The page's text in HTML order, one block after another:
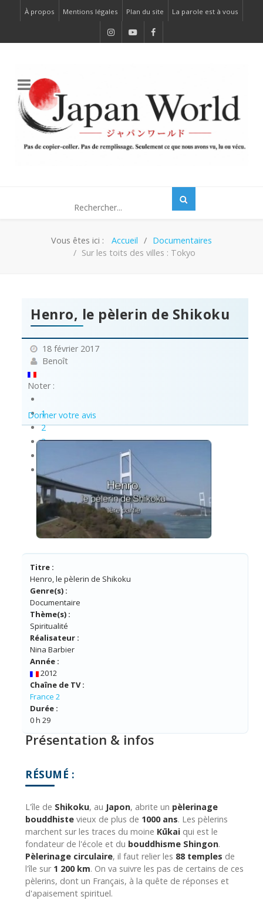
À propos Mentions légales Plan du site La parole est à vous
Vous êtes ici : Accueil
Documentaires
Sur les toits des villes : Tokyo
Henro, le pèlerin de Shikoku
18 février 2017
Benoît
Noter :
1
2
3
Donner votre avis
Titre :
Henro, le pèlerin de Shikoku
Genre(s) :
Documentaire
Thème(s) :
Spiritualité
Réalisateur :
Nina Barbier
Année :
2012
Chaîne de TV :
France 2
Durée :
0 h 29
Présentation & infos
RÉSUMÉ :
L'île de Shikoku, au Japon, abrite un pèlerinage
bouddhiste vieux de plus de 1000 ans. Les pèlerins
marchent sur les traces du moine Kūkai qui est le
fondateur de l'école et du bouddhisme Shingon.
Pèlerinage circulaire, il faut relier les 88 temples de
l'île sur 1 200 km. On va suivre les pas de certains de ces
pèlerins, dont un Français, à la quête de réponses et
d'apaisement spirituel.